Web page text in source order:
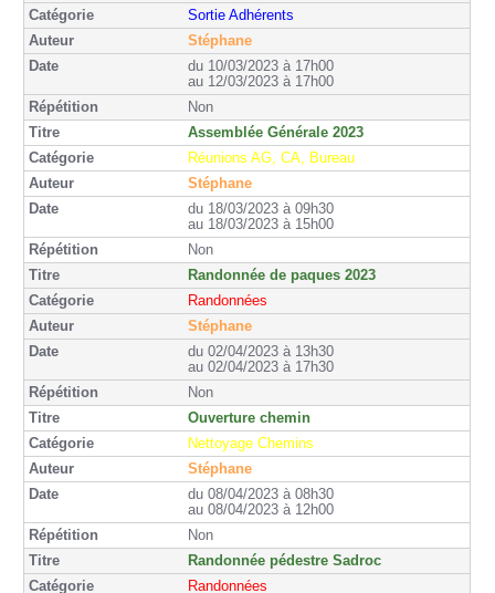
Sortie Adhérents
Stéphane
du 10/03/2023 à 17h00
au 12/03/2023 à 17h00
Non
Assemblée Générale 2023
Réunions AG, CA, Bureau
Stéphane
du 18/03/2023 à 09h30
au 18/03/2023 à 15h00
Non
Randonnée de paques 2023
Randonnées
Stéphane
du 02/04/2023 à 13h30
au 02/04/2023 à 17h30
Non
Ouverture chemin
Nettoyage Chemins
Stéphane
du 08/04/2023 à 08h30
au 08/04/2023 à 12h00
Non
Randonnée pédestre Sadroc
Randonnées